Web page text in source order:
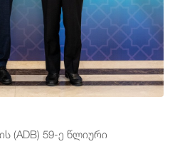
(ADB) 59-ე წლიური